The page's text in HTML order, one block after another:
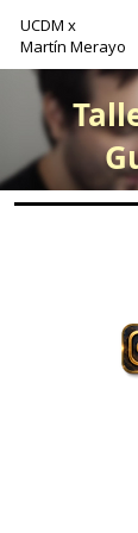
UCDM x
Martín Merayo